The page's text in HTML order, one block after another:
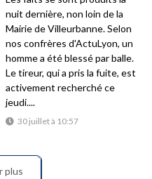
30 juillet à 10:57
nuit dernière, non loin de la
Mairie de Villeurbanne. Selon
nos confrères d'ActuLyon, un
homme a été blessé par balle.
Le tireur, qui a pris la fuite, est
activement recherché ce
jeudi....
plus